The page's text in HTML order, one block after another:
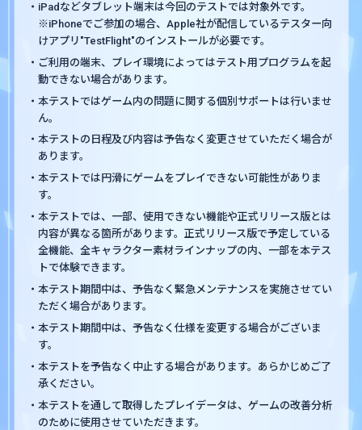
・iPadなどタブレット端末は今回のテストでは対象外です。
※iPhoneでご参加の場合、Apple社が配信しているテスター向
けアプリ"TestFlight"のインストールが必要です。
・ご利用の端末、プレイ環境によってはテスト用プログラムを起
動できない場合があります。
・本テストではゲーム内の問題に関する個別サポートは行いませ
ん。
・本テストの日程及び内容は予告なく変更させていただく場合が
あります。
・本テストでは円滑にゲームをプレイできない可能性がありま
す。
・本テストでは、一部、使用できない機能や正式リリース版とは
内容が異なる箇所があります。正式リリース版で予定している
全機能、全キャラクター素材ラインナップの内、一部を本テス
トで体験できます。
・本テスト期間中は、予告なく緊急メンテナンスを実施させてい
ただく場合があります。
・本テスト期間中は、予告なく仕様を変更する場合がございま
す。
・本テストを予告なく中止する場合があります。あらかじめご了
承ください。
・本テストを通して取得したプレイデータは、ゲームの改善分析
のために使用させていただきます。